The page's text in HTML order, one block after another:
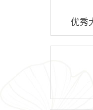
优秀